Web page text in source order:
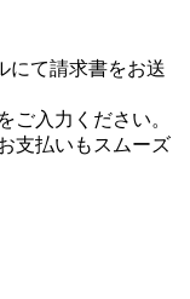
にて請求書をお送
ご入力ください。
支払いもスムーズ